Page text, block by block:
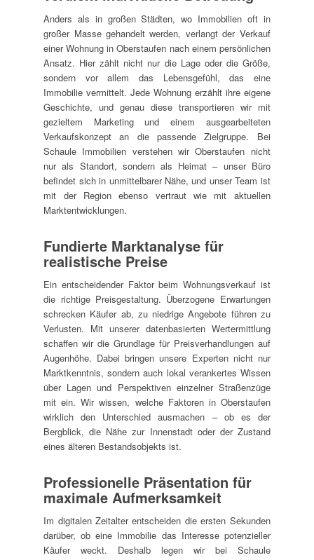
Anders als in großen Städten, wo Immobilien oft in
großer Masse gehandelt werden, verlangt der Verkauf
einer Wohnung in Oberstaufen nach einem persönlichen
Ansatz. Hier zählt nicht nur die Lage oder die Größe,
sondern vor allem das Lebensgefühl, das eine
Immobilie vermittelt. Jede Wohnung erzählt ihre eigene
Geschichte, und genau diese transportieren wir mit
gezieltem Marketing und einem ausgearbeiteten
Verkaufskonzept an die passende Zielgruppe. Bei
Schaule Immobilien verstehen wir Oberstaufen nicht
nur als Standort, sondern als Heimat – unser Büro
befindet sich in unmittelbarer Nähe, und unser Team ist
mit der Region ebenso vertraut wie mit aktuellen
Marktentwicklungen.
Fundierte Marktanalyse für
realistische Preise
Ein entscheidender Faktor beim Wohnungsverkauf ist
die richtige Preisgestaltung. Überzogene Erwartungen
schrecken Käufer ab, zu niedrige Angebote führen zu
Verlusten. Mit unserer datenbasierten Wertermittlung
schaffen wir die Grundlage für Preisverhandlungen auf
Augenhöhe. Dabei bringen unsere Experten nicht nur
Marktkenntnis, sondern auch lokal verankertes Wissen
über Lagen und Perspektiven einzelner Straßenzüge
mit ein. Wir wissen, welche Faktoren in Oberstaufen
wirklich den Unterschied ausmachen – ob es der
Bergblick, die Nähe zur Innenstadt oder der Zustand
eines älteren Bestandsobjekts ist.
Professionelle Präsentation für
maximale Aufmerksamkeit
Im digitalen Zeitalter entscheiden die ersten Sekunden
darüber, ob eine Immobilie das Interesse potenzieller
Käufer weckt. Deshalb legen wir bei Schaule